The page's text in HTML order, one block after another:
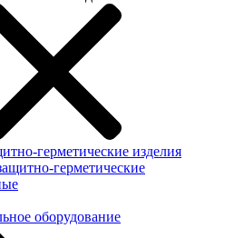
герметические изделия
герметические
оборудование